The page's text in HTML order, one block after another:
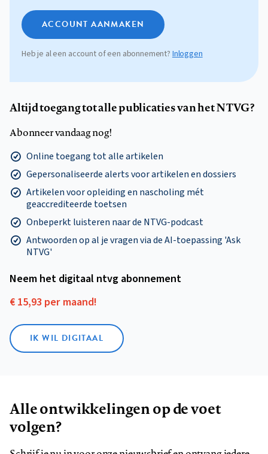
ACCOUNT AANMAKEN
Heb je al een account of een abonnement?Inloggen
Altijd toegang tot alle publicaties van het NTVG?
Abonneer vandaag nog!
Online toegang tot alle artikelen
Gepersonaliseerde alerts voor artikelen en dossiers
Artikelen voor opleiding en nascholing mét
geaccrediteerde toetsen
Onbeperkt luisteren naar de NTVG-podcast
Antwoorden op al je vragen via de AI-toepassing 'Ask
NTVG'
Neem het digitaal ntvg abonnement
€ 15,93 per maand!
IK WIL DIGITAAL
Alle ontwikkelingen op de voet
volgen?